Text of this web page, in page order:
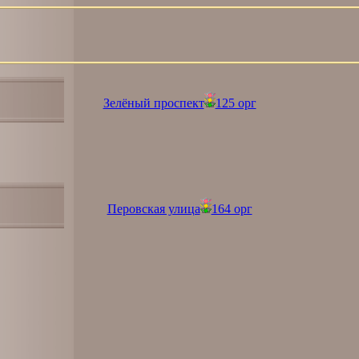
Зелёный проспект 125 орг
Перовская улица 164 орг